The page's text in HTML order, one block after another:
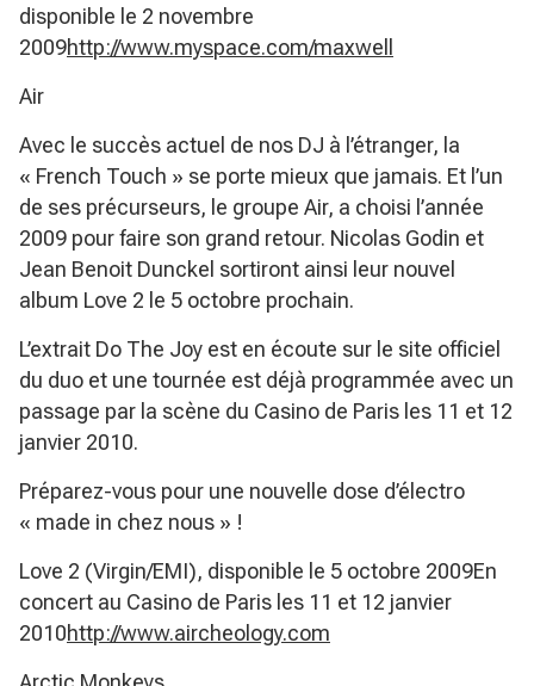
disponible le 2 novembre
2009http://www.myspace.com/maxwell
Air
Avec le succès actuel de nos DJ à l’étranger, la
« French Touch » se porte mieux que jamais. Et l’un
de ses précurseurs, le groupe Air, a choisi l’année
2009 pour faire son grand retour. Nicolas Godin et
Jean Benoit Dunckel sortiront ainsi leur nouvel
album Love 2 le 5 octobre prochain.
L’extrait Do The Joy est en écoute sur le site officiel
du duo et une tournée est déjà programmée avec un
passage par la scène du Casino de Paris les 11 et 12
janvier 2010.
Préparez-vous pour une nouvelle dose d’électro
« made in chez nous » !
Love 2 (Virgin/EMI), disponible le 5 octobre 2009En
concert au Casino de Paris les 11 et 12 janvier
2010http://www.aircheology.com